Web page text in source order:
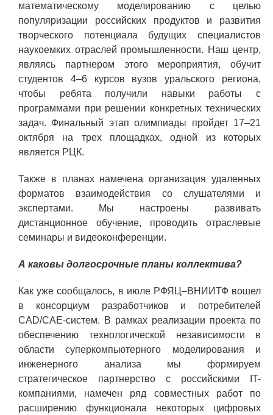
математическому моделированию с целью
популяризации российских продуктов и развития
творческого потенциала будущих специалистов
наукоемких отраслей промышленности. Наш центр,
являясь партнером этого мероприятия, обучит
студентов 4–6 курсов вузов уральского региона,
чтобы ребята получили навыки работы с
программами при решении конкретных технических
задач. Финальный этап олимпиады пройдет 17–21
октября на трех площадках, одной из которых
является РЦК.
Также в планах намечена организация удаленных
форматов взаимодействия со слушателями и
экспертами. Мы настроены развивать
дистанционное обучение, проводить отраслевые
семинары и видеоконференции.
А каковы долгосрочные планы коллектива?
Как уже сообщалось, в июле РФЯЦ–ВНИИТФ вошел
в консорциум разработчиков и потребителей
CAD/CAE-систем. В рамках реализации проекта по
обеспечению технологической независимости в
области суперкомпьютерного моделирования и
инженерного анализа мы формируем
стратегическое партнерство с российскими IT-
компаниями, намечен ряд совместных работ по
расширению функционала некоторых цифровых